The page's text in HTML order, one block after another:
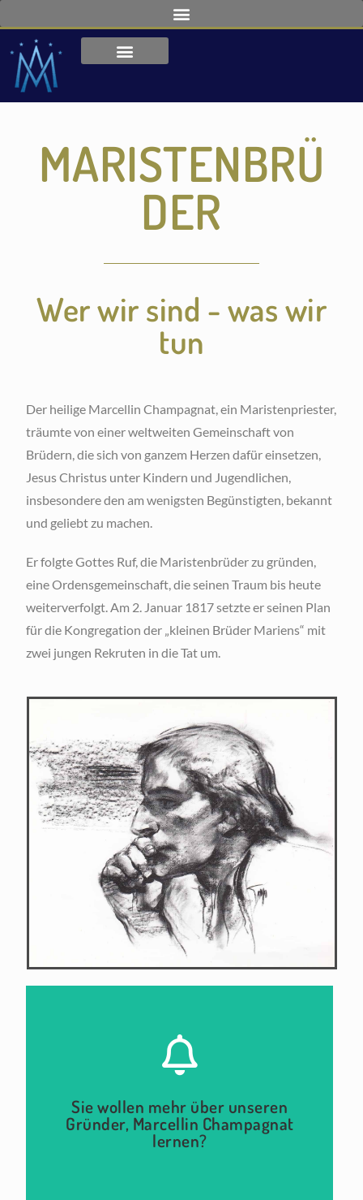
MARISTENBRÜ
DER
Wer wir sind - was wir
tun
Der heilige Marcellin Champagnat, ein Maristenpriester,
träumte von einer weltweiten Gemeinschaft von
Brüdern, die sich von ganzem Herzen dafür einsetzen,
Jesus Christus unter Kindern und Jugendlichen,
insbesondere den am wenigsten Begünstigten, bekannt
und geliebt zu machen.
Er folgte Gottes Ruf, die Maristenbrüder zu gründen,
eine Ordensgemeinschaft, die seinen Traum bis heute
weiterverfolgt. Am 2. Januar 1817 setzte er seinen Plan
für die Kongregation der „kleinen Brüder Mariens“ mit
zwei jungen Rekruten in die Tat um.
Sie wollen mehr über unseren
Gründer, Marcellin Champagnat
lernen?
Hier klicken